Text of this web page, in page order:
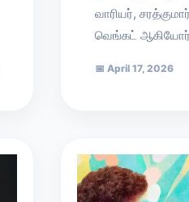
வாரியர்,
வெங்கட்
📅 April 17, 2026